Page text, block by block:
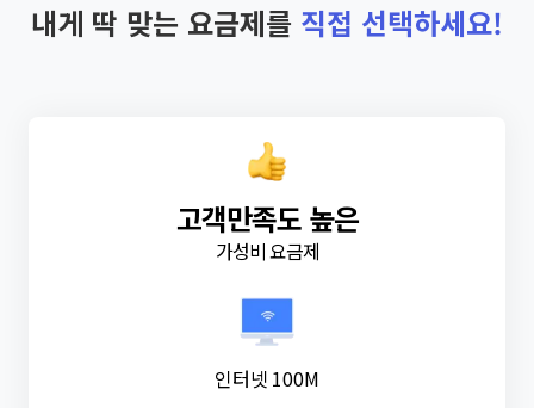
내게 딱 맞는 요금제를 직접 선택하세요!
고객만족도 높은
가성비 요금제
인터넷 100M